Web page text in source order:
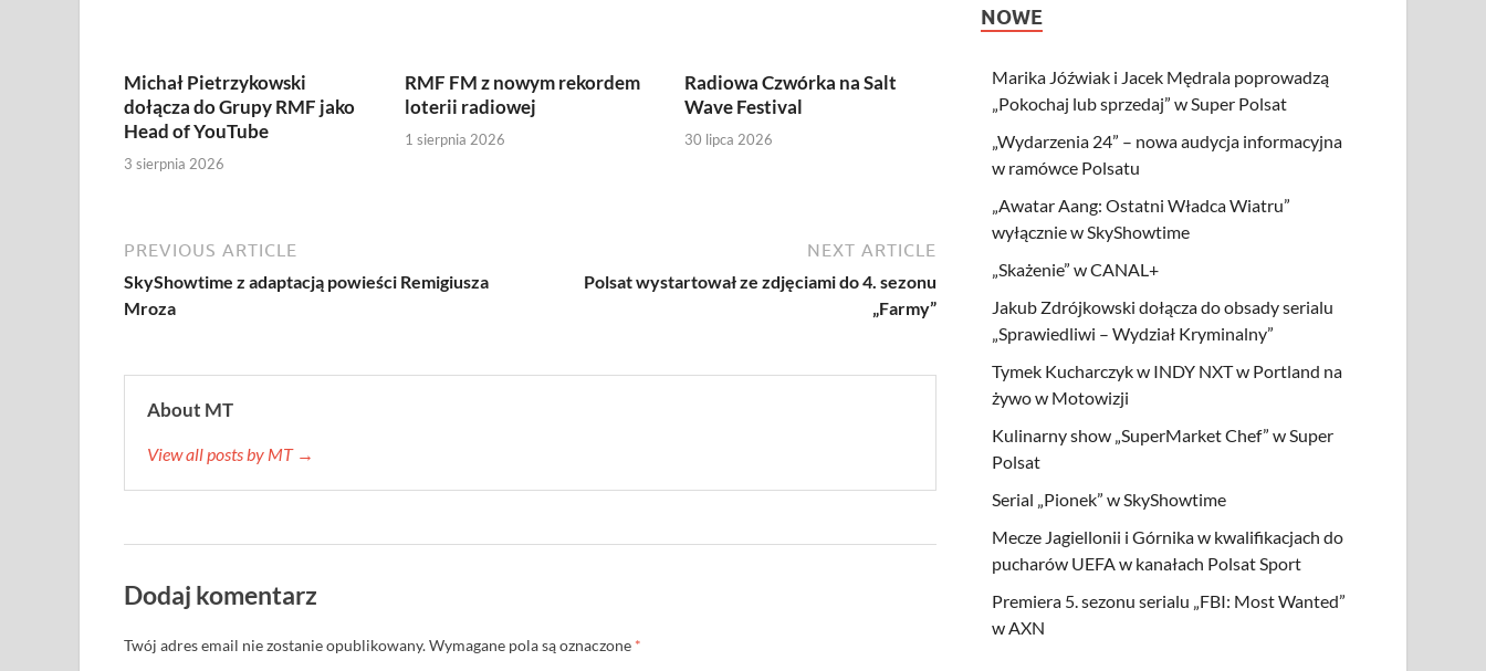
Michał Pietrzykowski
dołącza do Grupy RMF jako
Head of YouTube
3 sierpnia 2026
RMF FM z nowym rekordem
loterii radiowej
1 sierpnia 2026
Radiowa Czwórka na Salt
Wave Festival
30 lipca 2026
PREVIOUS ARTICLE
SkyShowtime z adaptacją powieści Remigiusza
Mroza
NEXT ARTICLE
Polsat wystartował ze zdjęciami do 4. sezonu
„Farmy”
About MT
View all posts by MT →
Dodaj komentarz
Twój adres email nie zostanie opublikowany.Wymagane pola są oznaczone *
NOWE
Marika Jóźwiak i Jacek Mędrala poprowadzą
„Pokochaj lub sprzedaj” w Super Polsat
„Wydarzenia 24” – nowa audycja informacyjna
w ramówce Polsatu
„Awatar Aang: Ostatni Władca Wiatru”
wyłącznie w SkyShowtime
„Skażenie” w CANAL+
Jakub Zdrójkowski dołącza do obsady serialu
„Sprawiedliwi – Wydział Kryminalny”
Tymek Kucharczyk w INDY NXT w Portland na
żywo w Motowizji
Kulinarny show „SuperMarket Chef” w Super
Polsat
Serial „Pionek” w SkyShowtime
Mecze Jagiellonii i Górnika w kwalifikacjach do
pucharów UEFA w kanałach Polsat Sport
Premiera 5. sezonu serialu „FBI: Most Wanted”
w AXN